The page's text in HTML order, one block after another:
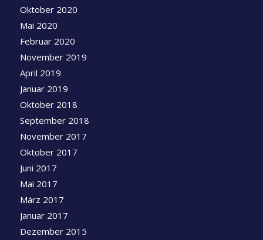
Oktober 2020
Mai 2020
Februar 2020
November 2019
April 2019
Januar 2019
Oktober 2018
September 2018
November 2017
Oktober 2017
Juni 2017
Mai 2017
März 2017
Januar 2017
Dezember 2015